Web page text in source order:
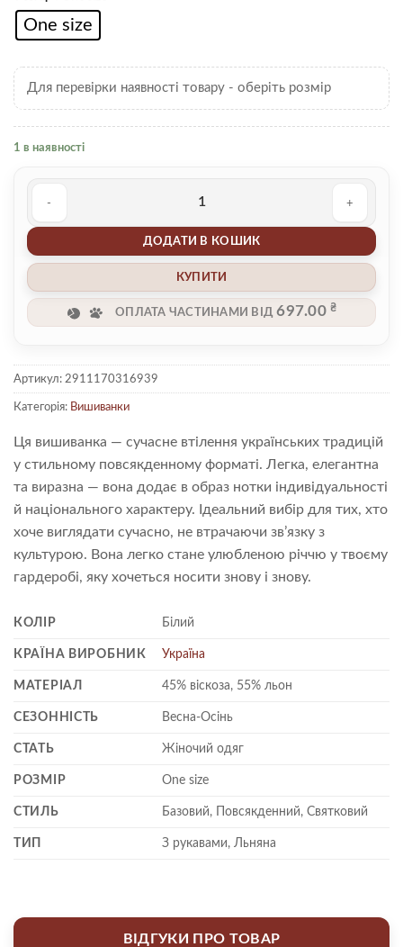
One size
Для перевірки наявності товару - оберіть розмір
1 в наявності
ДОДАТИ В КОШИК
КУПИТИ
ОПЛАТА ЧАСТИНАМИ ВІД697.00₴
Артикул: 2911170316939
Категорія: Вишиванки
Ця вишиванка — сучасне втілення українських традицій
у стильному повсякденному форматі. Легка, елегантна
та виразна — вона додає в образ нотки індивідуальності
й національного характеру. Ідеальний вибір для тих, хто
хоче виглядати сучасно, не втрачаючи зв’язку з
культурою. Вона легко стане улюбленою річчю у твоєму
гардеробі, яку хочеться носити знову і знову.
КОЛІР Білий
КРАЇНА ВИРОБНИК Україна
МАТЕРІАЛ 45% віскоза, 55% льон
СЕЗОННІСТЬ Весна-Осінь
СТАТЬ Жіночий одяг
РОЗМІР One size
СТИЛЬ Базовий, Повсякденний, Святковий
ТИП З рукавами, Льняна
ВІДГУКИ ПРО ТОВАР